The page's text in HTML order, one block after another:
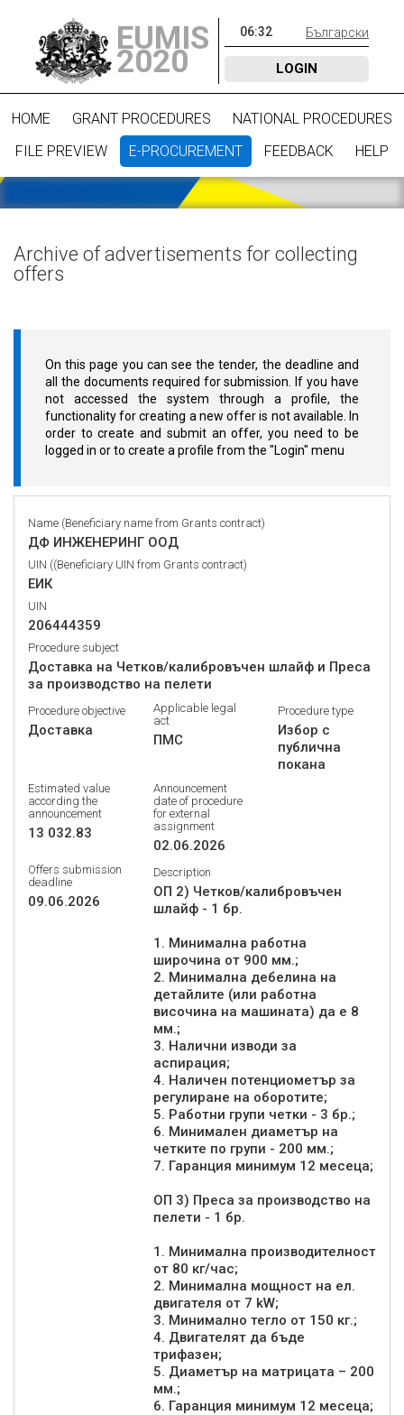
EUMIS
2020
06:32 Български
LOGIN
HOME GRANT PROCEDURES
NATIONAL PROCEDURES
FILE PREVIEW
E-PROCUREMENT FEEDBACK HELP
Archive of advertisements for collecting
offers
On this page you can see the tender, the deadline and
all the documents required for submission. If you have
not accessed the system through a profile, the
functionality for creating a new offer is not available. In
order to create and submit an offer, you need to be
logged in or to create a profile from the "Login" menu
Name (Beneficiary name from Grants contract)
ДФ ИНЖЕНЕРИНГ ООД
UIN ((Beneficiary UIN from Grants contract)
ЕИК
UIN
206444359
Procedure subject
Доставка на Четков/калибровъчен шлайф и Преса
за производство на пелети
Procedure objective
Доставка
Applicable legal
act
ПМС
Procedure type
Избор с
публична
покана
Estimated value
according the
announcement
13 032.83
Announcement
date of procedure
for external
assignment
02.06.2026
Offers submission
deadline
09.06.2026
Description
ОП 2) Четков/калибровъчен
шлайф - 1 бр.
1. Минимална работна
широчина от 900 мм.;
2. Минимална дебелина на
детайлите (или работна
височина на машината) да е 8
мм.;
3. Налични изводи за
аспирация;
4. Наличен потенциометър за
регулиране на оборотите;
5. Работни групи четки - 3 бр.;
6. Минимален диаметър на
четките по групи - 200 мм.;
7. Гаранция минимум 12 месеца;
ОП 3) Преса за производство на
пелети - 1 бр.
1. Минимална производителност
от 80 кг/час;
2. Минимална мощност на ел.
двигателя от 7 kW;
3. Минимално тегло от 150 кг.;
4. Двигателят да бъде
трифазен;
5. Диаметър на матрицата – 200
мм.;
6. Гаранция минимум 12 месеца;